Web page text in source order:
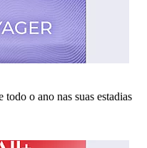
todo o ano nas suas estadias